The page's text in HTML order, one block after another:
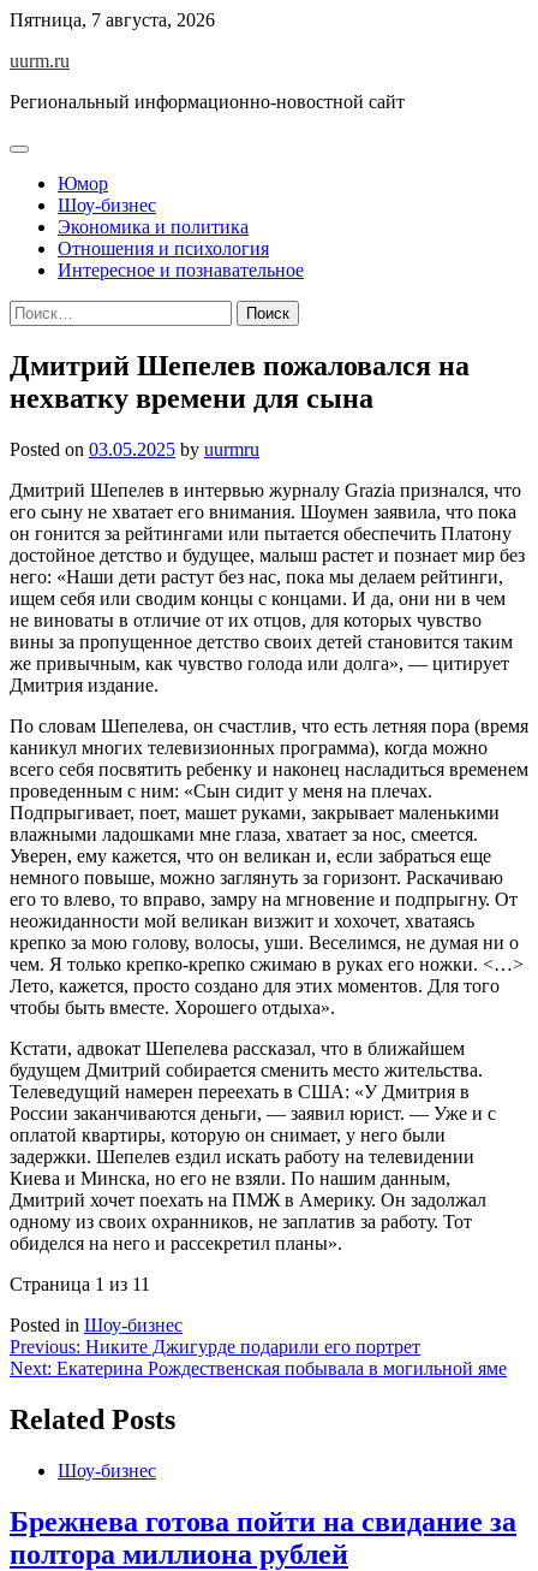
Skip
content
Пятница, 7 августа, 2026
uurm.ru
Региональный информационно-новостной сайт
Юмор
Шоу-бизнес
Экономика и политика
Отношения и психология
Интересное и познавательное
Найти:
Дмитрий Шепелев пожаловался на
нехватку времени для сына
Posted on 03.05.2025 by uurmru
Дмитрий Шепелев в интервью журналу Grazia признался, что
его сыну не хватает его внимания. Шоумен заявила, что пока
он гонится за рейтингами или пытается обеспечить Платону
достойное детство и будущее, малыш растет и познает мир без
него: «Наши дети растут без нас, пока мы делаем рейтинги,
ищем себя или сводим концы с концами. И да, они ни в чем
не виноваты в отличие от их отцов, для которых чувство
вины за пропущенное детство своих детей становится таким
же привычным, как чувство голода или долга», — цитирует
Дмитрия издание.
По словам Шепелева, он счастлив, что есть летняя пора (время
каникул многих телевизионных программа), когда можно
всего себя посвятить ребенку и наконец насладиться временем
проведенным с ним: «Сын сидит у меня на плечах.
Подпрыгивает, поет, машет руками, закрывает маленькими
влажными ладошками мне глаза, хватает за нос, смеется.
Уверен, ему кажется, что он великан и, если забраться еще
немного повыше, можно заглянуть за горизонт. Раскачиваю
его то влево, то вправо, замру на мгновение и подпрыгну. От
неожиданности мой великан визжит и хохочет, хватаясь
крепко за мою голову, волосы, уши. Веселимся, не думая ни о
чем. Я только крепко-крепко сжимаю в руках его ножки. <…>
Лето, кажется, просто создано для этих моментов. Для того
чтобы быть вместе. Хорошего отдыха».
Кстати, адвокат Шепелева рассказал, что в ближайшем
будущем Дмитрий собирается сменить место жительства.
Телеведущий намерен переехать в США: «У Дмитрия в
России заканчиваются деньги, — заявил юрист. — Уже и с
оплатой квартиры, которую он снимает, у него были
задержки. Шепелев ездил искать работу на телевидении
Киева и Минска, но его не взяли. По нашим данным,
Дмитрий хочет поехать на ПМЖ в Америку. Он задолжал
одному из своих охранников, не заплатив за работу. Тот
обиделся на него и рассекретил планы».
Страница 1 из 11
Posted in Шоу-бизнес
Навигация
по
записям
Previous: Никите Джигурде подарили его портрет
Next: Екатерина Рождественская побывала в могильной яме
Related Posts
Шоу-бизнес
Брежнева готова пойти на свидание за
полтора миллиона рублей